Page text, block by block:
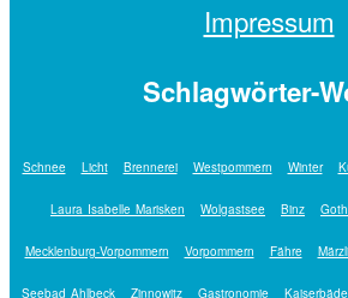
Impressum
Schlagwörter-
Schnee Licht Brennerei Westpommern Winter
Laura Isabelle Marisken Wolgastsee Binz
Mecklenburg-Vorpommern Vorpommern Fähre
Seebad Ahlbeck Zinnowitz Gastronomie